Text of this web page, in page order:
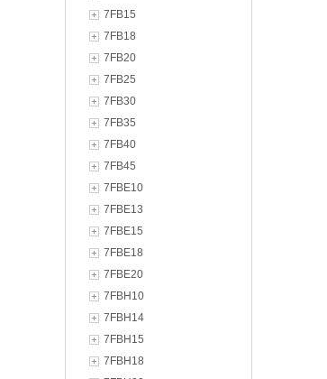
7FB15
7FB18
7FB20
7FB25
7FB30
7FB35
7FB40
7FB45
7FBE10
7FBE13
7FBE15
7FBE18
7FBE20
7FBH10
7FBH14
7FBH15
7FBH18